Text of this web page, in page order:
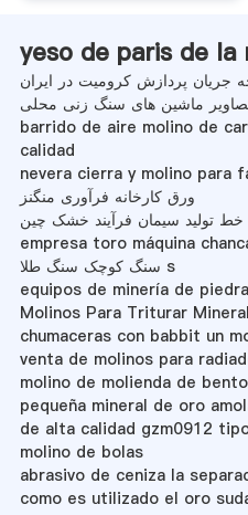
yeso de paris de la
جریان پردازش کرومیت در ایران
ماشین های سنگ زنی محلی
barrido de aire molino de
calidad
nevera cierra y molino para
ورق کارخانه فرآوری منگنز
خط تولید سیمان فرآیند خشک چین
empresa toro máquina
سنگ کوچک سنگ طلا s
equipos de minería de
Molinos Para Triturar
chumaceras con babbit un
venta de molinos para
molino de molienda de
pequeña mineral de oro
de alta calidad gzm0912
molino de bolas
abrasivo de ceniza la
como es utilizado el oro